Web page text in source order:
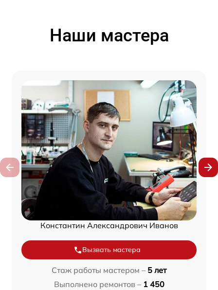
Наши мастера
Константин Александрович Иванов
Вызвать мастера
Стаж работы мастером – 5 лет
Выполнено ремонтов – 1 450